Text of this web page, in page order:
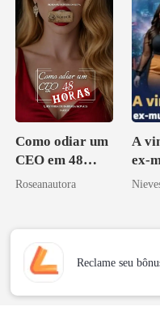
Como odiar um
CEO em 48
horas
Roseanautora
A
ex-
Reclame seu